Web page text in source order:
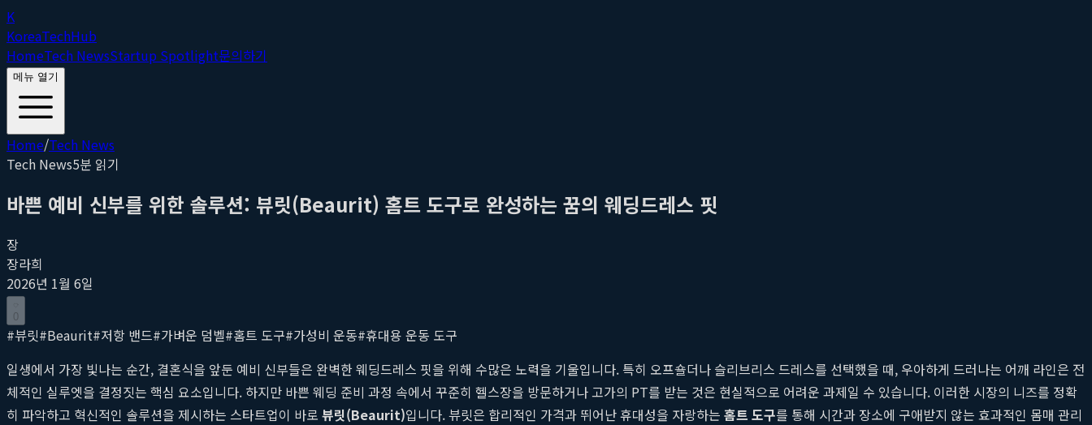
K
KoreaTechHub
HomeTech NewsStartup Spotlight문의하기
메뉴 열기
Home/Tech News
Tech News5분 읽기
바쁜 예비 신부를 위한 솔루션: 뷰릿(Beaurit) 홈트 도구로 완성하는 꿈의 웨딩드레스 핏
장
장라희
2026년 1월 6일
0
#뷰릿#Beaurit#저항 밴드#가벼운 덤벨#홈트 도구#가성비 운동#휴대용 운동 도구
일생에서 가장 빛나는 순간, 결혼식을 앞둔 예비 신부들은 완벽한 웨딩드레스 핏을 위해 수많은 노력을 기울입니다. 특히 오프숄더나 슬리브리스 드레스를 선택했을 때, 우아하게 드러나는 어깨 라인은 전
체적인 실루엣을 결정짓는 핵심 요소입니다. 하지만 바쁜 웨딩 준비 과정 속에서 꾸준히 헬스장을 방문하거나 고가의 PT를 받는 것은 현실적으로 어려운 과제일 수 있습니다. 이러한 시장의 니즈를 정확
히 파악하고 혁신적인 솔루션을 제시하는 스타트업이 바로 뷰릿(Beaurit)입니다. 뷰릿은 합리적인 가격과 뛰어난 휴대성을 자랑하는 홈트 도구를 통해 시간과 장소에 구애받지 않는 효과적인 몸매 관리